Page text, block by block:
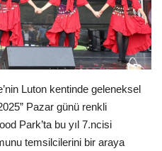
Luton kentinde geleneksel
Pazar günü renkli
Park’ta bu yıl 7.ncisi
temsilcilerini bir araya